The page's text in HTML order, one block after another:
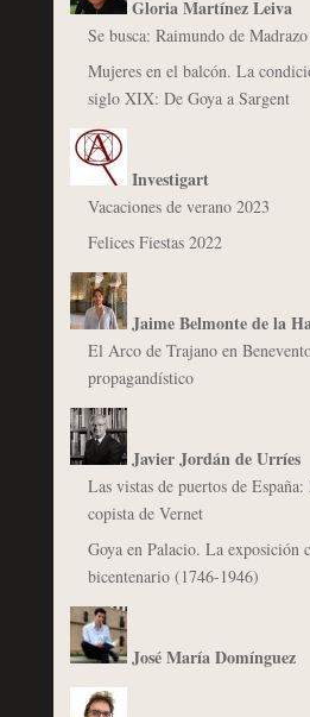
Gloria Martínez Leiva
Se busca: Raimundo de Madrazo
Mujeres en el balcón. La
siglo XIX: De Goya a Sargent
Investigart
Vacaciones de verano 2023
Felices Fiestas 2022
Jaime Belmonte de la
El Arco de Trajano en
propagandístico
Javier Jordán de Urríes
Las vistas de puertos de
copista de Vernet
Goya en Palacio. La exposición
bicentenario (1746-1946)
José María Domínguez